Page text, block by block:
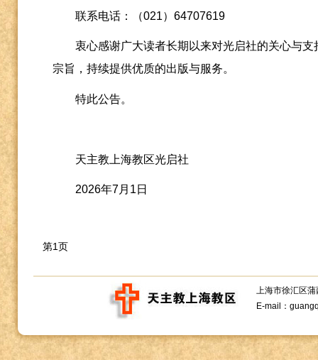
联系电话：（021）64707619
衷心感谢广大读者长期以来对光启社的关心与
宗旨，持续提供优质的出版与服务。
特此公告。
天主教上海教区光启社
2026年7月 1 日
第1页
上海市徐汇区
E-mail：